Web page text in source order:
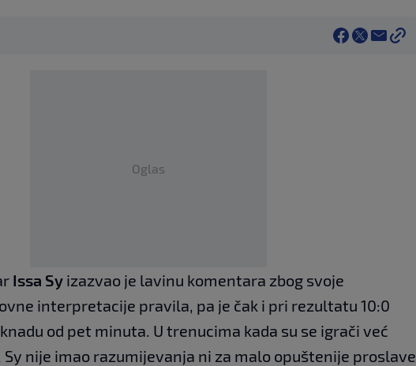
Oglas
Issa Sy izazvao je lavinu komentara zbog svoje
interpretacije pravila, pa je čak i pri rezultatu 10:0
od pet minuta. U trenucima kada su se igrači već
Sy nije imao razumijevanja ni za malo opuštenije proslave